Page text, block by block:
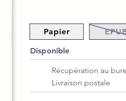
Papier
Disponible
Récupération au
Livraison postale